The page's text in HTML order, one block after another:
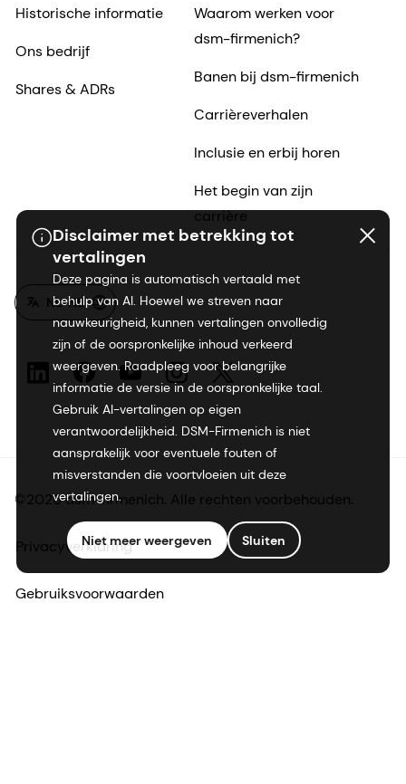
Disclaimer met betrekking tot
vertalingen
Deze pagina is automatisch vertaald met
behulp van AI. Hoewel we streven naar
nauwkeurigheid, kunnen vertalingen onvolledig
zijn of de oorspronkelijke inhoud verkeerd
weergeven. Raadpleeg voor belangrijke
informatie de versie in de oorspronkelijke taal.
Gebruik AI-vertalingen op eigen
verantwoordelijkheid. DSM-Firmenich is niet
aansprakelijk voor eventuele fouten of
misverstanden die voortvloeien uit deze
vertalingen.
Niet meer weergeven Sluiten
Historische informatie
Ons bedrijf
Shares & ADRs
Waarom werken voor
dsm-firmenich?
Banen bij dsm-firmenich
Carrièreverhalen
Inclusie en erbij horen
Het begin van zijn
carrière
NL-NL
©2026 dsm-firmenich. Alle rechten voorbehouden.
Privacyverklaring
Gebruiksvoorwaarden